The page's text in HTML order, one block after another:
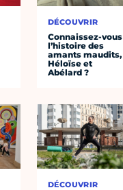
DÉCOUVRIR
Connaissez-vous
l’histoire des
amants maudits,
Héloïse et
Abélard ?
DÉCOUVRIR